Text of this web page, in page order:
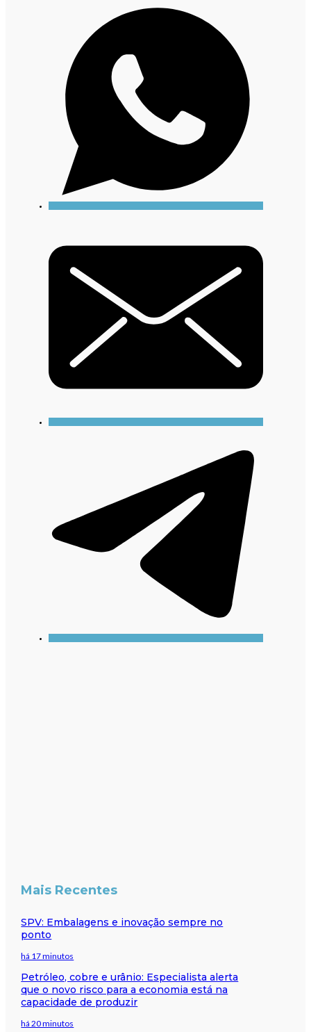
Mais Recentes
SPV: Embalagens e inovação sempre no
ponto
há 17 minutos
Petróleo, cobre e urânio: Especialista alerta
que o novo risco para a economia está na
capacidade de produzir
há 20 minutos